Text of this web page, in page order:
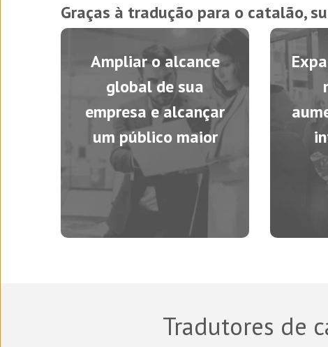
Graças à tradução para o catalão,
Ampliar o alcance
global de sua
empresa e alcançar
um público maior
Tradutores de